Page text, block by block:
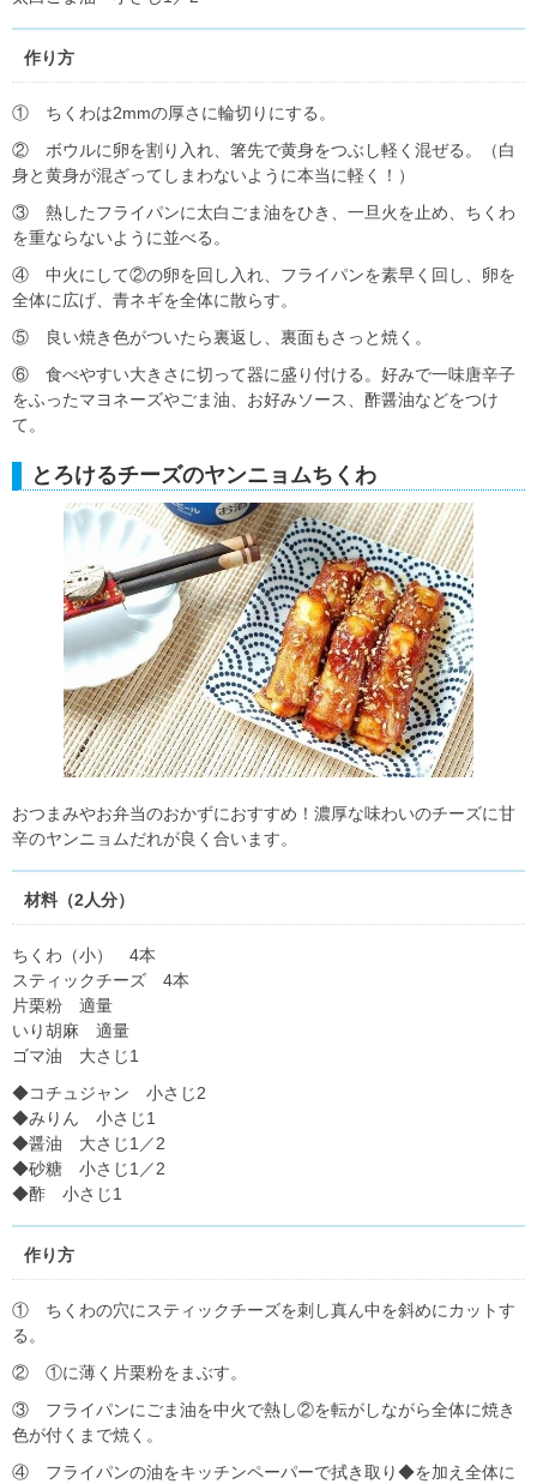
作り方
① ちくわは2mmの厚さに輪切りにする。
② ボウルに卵を割り入れ、箸先で黄身をつぶし軽く混ぜる。（白
身と黄身が混ざってしまわないように本当に軽く！）
③ 熱したフライパンに太白ごま油をひき、一旦火を止め、ちくわ
を重ならないように並べる。
④ 中火にして②の卵を回し入れ、フライパンを素早く回し、卵を
全体に広げ、青ネギを全体に散らす。
⑤ 良い焼き色がついたら裏返し、裏面もさっと焼く。
⑥ 食べやすい大きさに切って器に盛り付ける。好みで一味唐辛子
をふったマヨネーズやごま油、お好みソース、酢醤油などをつけ
て。
とろけるチーズのヤンニョムちくわ
おつまみやお弁当のおかずにおすすめ！濃厚な味わいのチーズに甘
辛のヤンニョムだれが良く合います。
材料（2人分）
ちくわ（小） 4本
スティックチーズ 4本
片栗粉 適量
いり胡麻 適量
ゴマ油 大さじ1
◆コチュジャン 小さじ2
◆みりん 小さじ1
◆醤油 大さじ1／2
◆砂糖 小さじ1／2
◆酢 小さじ1
作り方
① ちくわの穴にスティックチーズを刺し真ん中を斜めにカットす
る。
② ①に薄く片栗粉をまぶす。
③ フライパンにごま油を中火で熱し②を転がしながら全体に焼き
色が付くまで焼く。
④ フライパンの油をキッチンペーパーで拭き取り◆を加え全体に